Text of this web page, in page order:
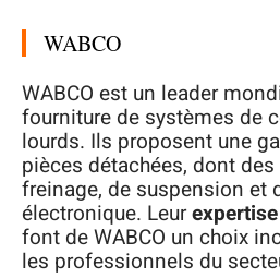
WABCO
WABCO est un leader
fourniture de systèmes de
lourds. Ils proposent une
pièces détachées, dont
freinage, de suspension et
électronique. Leurexpertise
font de WABCO un choix
les professionnels du